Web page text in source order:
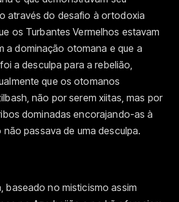
através do desafio à ortodoxia
os Turbantes Vermelhos estavam
a dominação otomana e que a
a desculpa para a rebelião,
que os otomanos
não por serem xiitas, mas por
dominadas encorajando-as à
não passava de uma desculpa.
baseado no misticismo assim